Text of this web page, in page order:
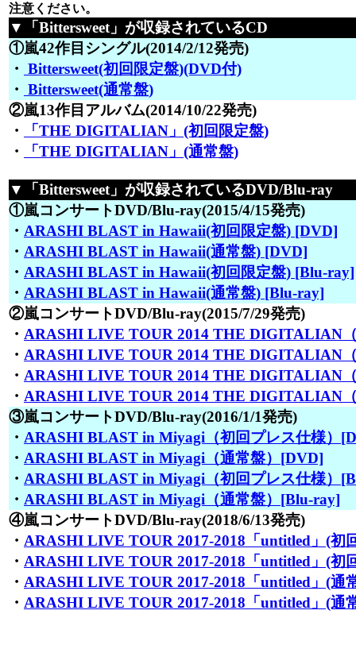
注意ください。
▼「Bittersweet」が収録されているCD
①嵐42作目シングル(2014/2/12発売)
・ Bittersweet(初回限定盤)(DVD付)
・ Bittersweet(通常盤)
②嵐13作目アルバム(2014/10/22発売)
・
「THE DIGITALIAN」(初回限定盤)
・
「THE DIGITALIAN」(通常盤)
▼「Bittersweet」が収録されているDVD/Blu-ray
①嵐コンサートDVD/Blu-ray(2015/4/15発売)
・ ARASHI BLAST in Hawaii(初回限定盤) [DVD]
・ ARASHI BLAST in Hawaii(通常盤) [DVD]
・ ARASHI BLAST in Hawaii(初回限定盤) [Blu-ray]
・ ARASHI BLAST in Hawaii(通常盤) [Blu-ray]
②嵐コンサートDVD/Blu-ray(2015/7/29発売)
・ ARASHI LIVE TOUR 2014 THE DIGITALIAN
・ ARASHI LIVE TOUR 2014 THE DIGITALIAN
・ ARASHI LIVE TOUR 2014 THE DIGITALIAN
・ ARASHI LIVE TOUR 2014 THE DIGITALIAN
③嵐コンサートDVD/Blu-ray(2016/1/1発売)
・ ARASHI BLAST in Miyagi（初回プレス仕様）
・ ARASHI BLAST in Miyagi（通常盤）[DVD]
・ ARASHI BLAST in Miyagi（初回プレス仕様）
・ ARASHI BLAST in Miyagi（通常盤）[Blu-ray]
④嵐コンサートDVD/Blu-ray(2018/6/13発売)
・ ARASHI LIVE TOUR 2017-2018「untitled」(初
・ ARASHI LIVE TOUR 2017-2018「untitled」(初
・ ARASHI LIVE TOUR 2017-2018「untitled」(通
・ ARASHI LIVE TOUR 2017-2018「untitled」(通